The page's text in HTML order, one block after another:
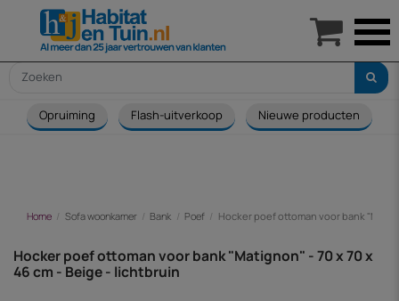
Opruiming Flash-uitverkoop Nieuwe producten
Home Sofa woonkamer Bank Poef Hocker poef ottoman voor bank
Hocker poef ottoman voor bank "Matignon" - 70 x 70 x
46 cm - Beige - lichtbruin
